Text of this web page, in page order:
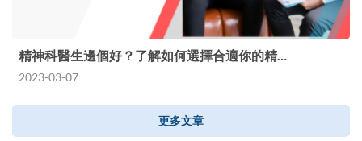
精神科醫生邊個好？了解如何選擇合適你的精…
2023-03-07
更多文章